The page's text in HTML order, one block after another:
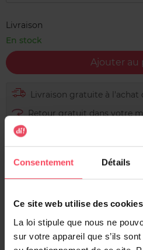
Consentement Détails
Ce site web utilise des
La loi stipule que nous ne
sur votre appareil que s’ils
Livraison
En stock
Ajouter au
Livraison gratuite à l'achat
Retour gratuit dans votre
Expédition sous 24h
Description
Ajoute une touche de
nos paillettes de couleur